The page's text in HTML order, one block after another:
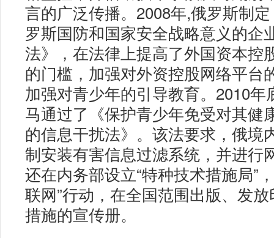
言的广泛传播。2008年,俄罗斯制
罗斯国防和国家安全战略意义的企
法》，在法律上提高了外国资本控
的门槛，加强对外资控股网络平台
加强对青少年的引导教育。2010年
马通过了《保护青少年免受对其健
的信息干扰法》。该法要求，俄境
制安装有害信息过滤系统，并进行
还在内务部设立“特种技术措施局”
联网”行动，在全国范围出版、发
措施的宣传册。